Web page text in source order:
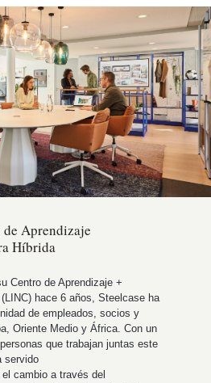
Aprendizaje
Híbrida
Centro de Aprendizaje +
hace 6 años, Steelcase ha
de empleados, socios y
Oriente Medio y África. Con un
que trabajan juntas este
servido
cambio a través del